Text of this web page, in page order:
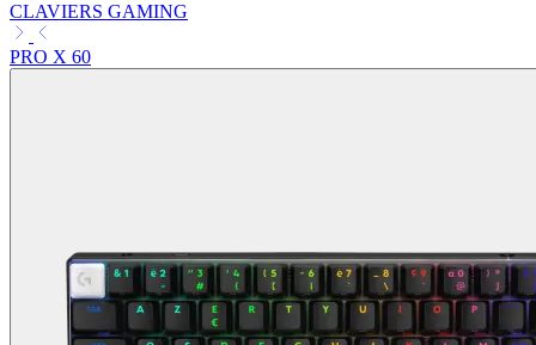
CLAVIERS GAMING
PRO X 60